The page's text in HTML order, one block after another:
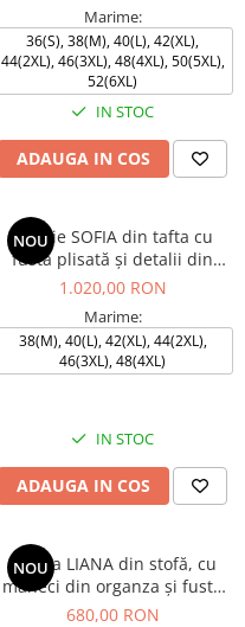
Marime:
36(S), 38(M), 40(L), 42(XL),
44(2XL), 46(3XL), 48(4XL), 50(5XL),
52(6XL)
IN STOC
ADAUGA IN COS
NOU
Rochie SOFIA din tafta cu
fustă plisată și detalii din
dantelă
1.020,00 RON
Marime:
38(M), 40(L), 42(XL), 44(2XL),
46(3XL), 48(4XL)
IN STOC
ADAUGA IN COS
NOU
Rochia LIANA din stofă, cu
mâneci din organza și fustă
petrecută
680,00 RON